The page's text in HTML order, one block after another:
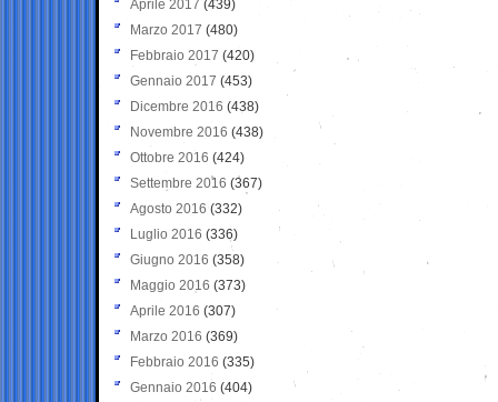
Aprile 2017 (439)
Marzo 2017 (480)
Febbraio 2017 (420)
Gennaio 2017 (453)
Dicembre 2016 (438)
Novembre 2016 (438)
Ottobre 2016 (424)
Settembre 2016 (367)
Agosto 2016 (332)
Luglio 2016 (336)
Giugno 2016 (358)
Maggio 2016 (373)
Aprile 2016 (307)
Marzo 2016 (369)
Febbraio 2016 (335)
Gennaio 2016 (404)